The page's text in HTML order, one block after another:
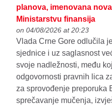
planova, imenovana
Ministarstvu finansija
on 04/08/2026 at 20:23
Vlada Crne Gore odlučila
sjednice i uz saglasnost
svoje nadležnosti, među
odgovornosti pravnih lica
za sprovođenje preporuka
sprečavanje mučenja,